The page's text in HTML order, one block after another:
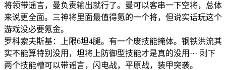
将领带谣言，曼负责输出就行了。曼可以客串一下空将，总体
来说更全面。三神将里面最值得氪的一个将，但说实话玩这个
游戏没必要氪金。
罗科索夫斯基：上限6坦4腿。有一个废技能掩体。钢铁洪流其
实不能算特别没用，坦将上防御型技能才是真的没用··· 剩下
两个技能槽可以带谣言，闪电战，平原战，装甲突袭。